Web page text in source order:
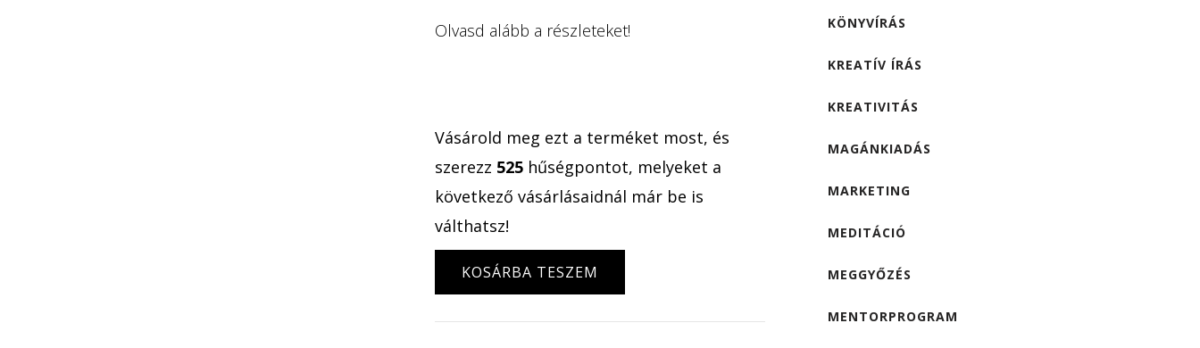
Olvasd alább a részleteket!
Vásárold meg ezt a terméket most, és
szerezz 525 hűségpontot, melyeket a
következő vásárlásaidnál már be is
válthatsz!
Célkitűzés
webinárium
KOSÁRBA TESZEM
KÖNYVÍRÁS
KREATÍV ÍRÁS
KREATIVITÁS
MAGÁNKIADÁS
MARKETING
MEDITÁCIÓ
MEGGYŐZÉS
MENTORPROGRAM